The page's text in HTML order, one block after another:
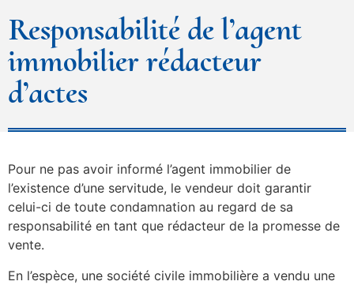
Responsabilité de l’agent
immobilier rédacteur
d’actes
Pour ne pas avoir informé l’agent immobilier de
l’existence d’une servitude, le vendeur doit garantir
celui-ci de toute condamnation au regard de sa
responsabilité en tant que rédacteur de la promesse de
vente.
En l’espèce, une société civile immobilière a vendu une